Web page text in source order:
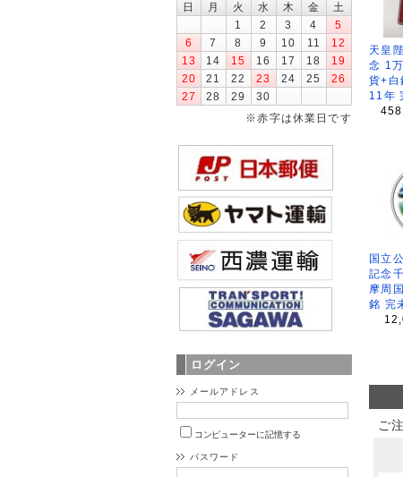
天皇
念 1
貨+白
11年
国立
記念
摩周
銘 完
ご
日
月 火 水 木 金
土
1
2 3 4
5
6
7 8 9 10 11
12
13
14 15 16 17 18
19
20
21 22 23 24 25
26
27
28 29
30
※赤字は休業日です
ログイン
メールアドレス
コンピューターに記憶する
パスワード